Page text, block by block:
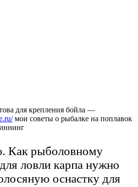
для крепления бойла —
мои советы о рыбалке на поплавок
Как рыболовному
ловли карпа нужно
оснастку для